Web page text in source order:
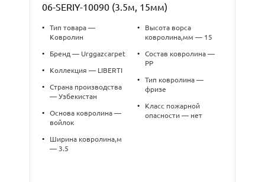
06-SERIY-10090 (3.5м, 15мм)
•
Тип товара —
Ковролин
• Бренд — Urggazcarpet
• Коллекция — LIBERTI
•
Страна производства
— Узбекистан
•
Основа ковролина —
войлок
•
Ширина ковролина,м
— 3.5
•
Высота ворса
ковролина,мм — 15
•
Состав ковролина —
PP
•
Тип ковролина —
фризе
•
Класс пожарной
опасности — нет